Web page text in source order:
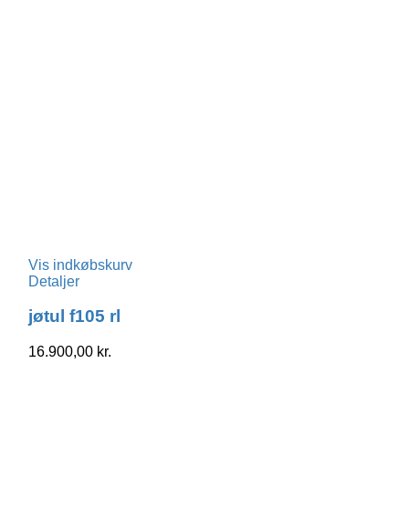
Vis indkøbskurv
Detaljer
jøtul f105 rl
16.900,00 kr.